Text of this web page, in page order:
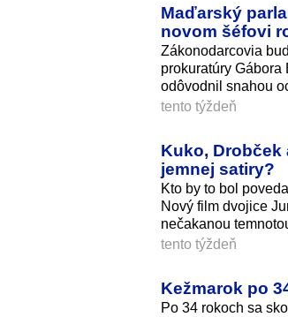
Maďarský
novom šéfovi
Zákonodarcovia
prokuratúry
odôvodnil snahou
tento týždeň
Kuko,
jemnej satiry?
Kto by to bol
Nový film dvojice
nečakanou
tento týždeň
Kežmarok po
Po 34 rokoch sa